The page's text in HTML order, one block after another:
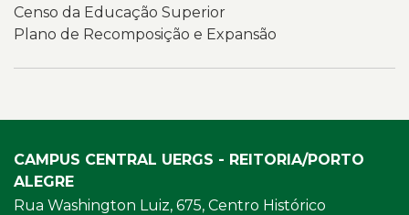
Censo da Educação Superior
Plano de Recomposição e Expansão
CAMPUS CENTRAL UERGS - REITORIA/PORTO
ALEGRE
Rua Washington Luiz, 675, Centro Histórico